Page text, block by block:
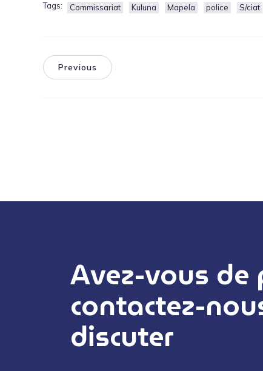
Tags: Commissariat Kuluna Mapela police S/ciat
Previous
Avez-vous de
contactez-
discuter